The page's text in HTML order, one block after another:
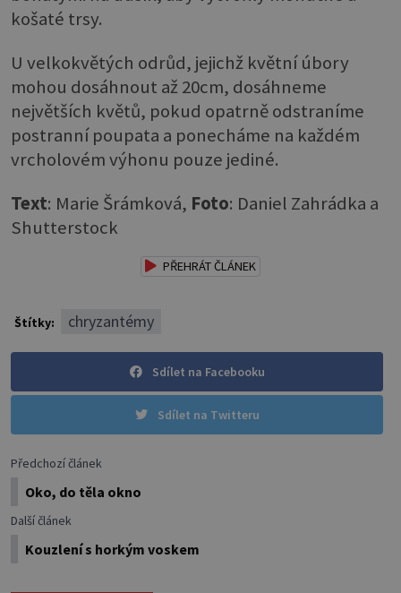
košaté trsy.
U velkokvětých odrůd, jejichž květní úbory
mohou dosáhnout až 20cm, dosáhneme
největších květů, pokud opatrně odstraníme
postranní poupata a ponecháme na každém
vrcholovém výhonu pouze jediné.
Text: Marie Šrámková, Foto: Daniel Zahrádka a
Shutterstock
PŘEHRÁT ČLÁNEK
Štítky: chryzantémy
Sdílet na Facebooku
Sdílet na Twitteru
Předchozí článek
Oko, do těla okno
Další článek
Kouzlení s horkým voskem